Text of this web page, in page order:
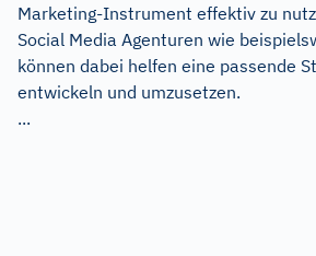
Marketing-Instrument effektiv zu
Social Media Agenturen wie
können dabei helfen eine passende
entwickeln und umzusetzen.
...